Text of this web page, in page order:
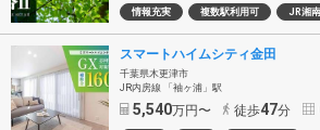
情報充実 複数駅利用可 JR湘
スマートハイムシティ金田
千葉県木更津市
JR内房線 「袖ヶ浦」駅
5,540万円〜 徒歩47分